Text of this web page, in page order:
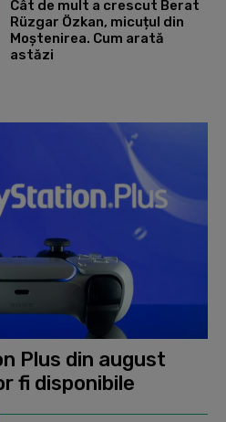
Cât de mult a crescut Berat
Rüzgar Özkan, micuțul din
Moștenirea. Cum arată
astăzi
Plus din august
fi disponibile